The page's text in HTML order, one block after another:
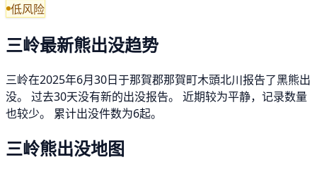
低风险
三岭最新熊出没趋势
三岭在2025年6月30日于那賀郡那賀町木頭北川报告了黑熊出
没。 过去30天没有新的出没报告。 近期较为平静，记录数量
也较少。 累计出没件数为6起。
三岭熊出没地图